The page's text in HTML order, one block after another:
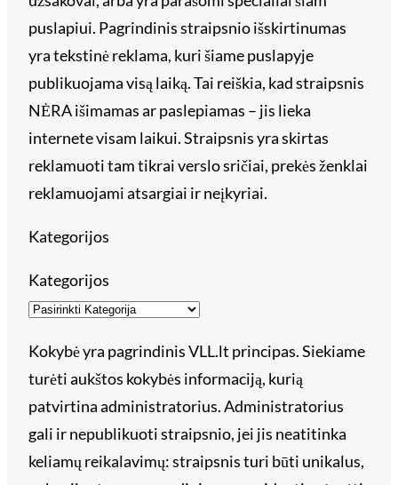
puslapiui. Pagrindinis straipsnio išskirtinumas
yra tekstinė reklama, kuri šiame puslapyje
publikuojama visą laiką. Tai reiškia, kad straipsnis
NĖRA išimamas ar paslepiamas – jis lieka
internete visam laikui. Straipsnis yra skirtas
reklamuoti tam tikrai verslo sričiai, prekės ženklai
reklamuojami atsargiai ir neįkyriai.
Kategorijos
Kategorijos
Kokybė yra pagrindinis VLL.lt principas. Siekiame
turėti aukštos kokybės informaciją, kurią
patvirtina administratorius. Administratorius
gali ir nepublikuoti straipsnio, jei jis neatitinka
keliamų reikalavimų: straipsnis turi būti unikalus,